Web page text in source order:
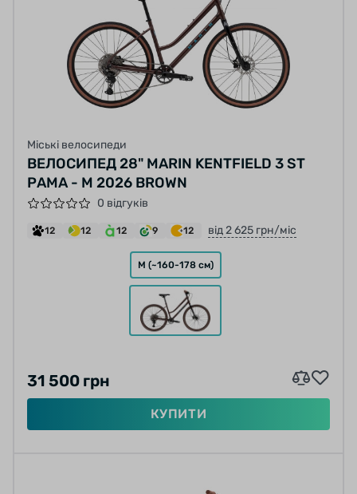
Міські велосипеди
ВЕЛОСИПЕД 28" MARIN KENTFIELD 3 ST
РАМА - M 2026 BROWN
0 відгуків
12 12 12 9 12 від 2 625 грн/міс
M (~160-178 см)
31 500 грн
КУПИТИ